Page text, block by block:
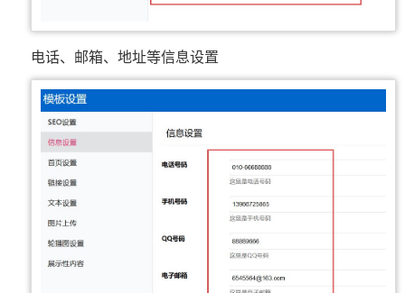
电话、邮箱、地址等信息设置